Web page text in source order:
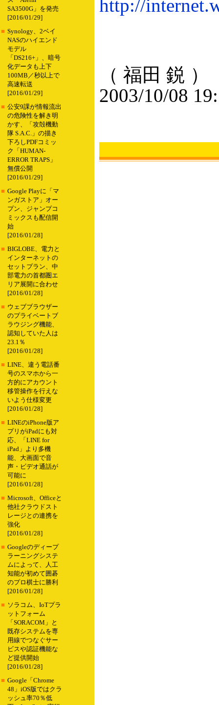
SA3500G」を発売
[2016/01/29]
■ Synology、2ベイ
NASのハイエンド
モデル
「DS216+」、暗号
化データも上下
100MB／秒以上で
高速転送
[2016/01/29]
■ 公安9課が情報流出
の危険性を解き明
かす、「攻殻機動
隊 S.A.C.」の描き
下ろしPDFコミッ
ク「HUMAN-
ERROR TRAPS」
無償公開
[2016/01/29]
■ Google Playに「マ
ンガストア」オー
プン、ジャンプコ
ミックスも配信開
始
[2016/01/28]
■ BIGLOBE、電力と
インターネットの
セットプラン、中
部電力の首都圏エ
リア展開に合わせ
[2016/01/28]
■ ウェブブラウザー
のプライベートブ
ラウジング機能、
認知していた人は
23.1％
[2016/01/28]
■ LINE、違う電話番
号のスマホから一
方的にアカウント
移管操作を行えな
いよう仕様変更
[2016/01/28]
■ LINEのiPhone版ア
プリがiPadにも対
応、「LINE for
iPad」より多機
能、大画面で音
声・ビデオ通話が
可能に
[2016/01/28]
■ Microsoft、Officeと
他社クラウドスト
レージとの連携を
強化
[2016/01/28]
■ Googleのディープ
ラーニングシステ
ムによって、人工
知能が初めて囲碁
のプロ棋士に勝利
[2016/01/28]
■ ソラコム、IoTプラ
ットフォーム
「SORACOM」と
既存システムを専
用線でつなぐサー
ビスや認証機能な
ど提供開始
[2016/01/28]
■ Google「Chrome
48」iOS版ではクラ
ッシュ率70％低
http://
（ 福田 鋭 ）
2003/10/08